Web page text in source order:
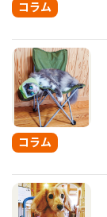
コラム
コラム